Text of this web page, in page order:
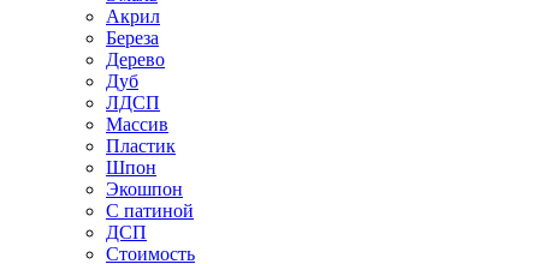
Акрил
Береза
Дерево
Дуб
ЛДСП
Массив
Пластик
Шпон
Экошпон
С патиной
ДСП
Стоимость